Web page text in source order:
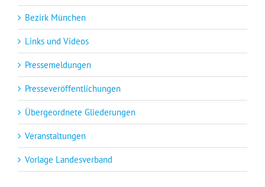
Bezirk München
Links und Videos
Pressemeldungen
Presseveröffentlichungen
Übergeordnete Gliederungen
Veranstaltungen
Vorlage Landesverband